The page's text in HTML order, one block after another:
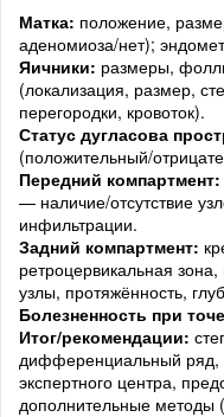
Матка: положение,
аденомиоза/нет);
Яичники: размеры,
(локализация, размер,
перегородки, кровоток).
Статус дугласова
(положительный/
Передний компартмент:
— наличие/отсутствие
инфильтрации.
Задний компартмент:
ретроцервикальная
узлы, протяжённость,
Болезненность при
Итог/рекомендации:
дифференциальный ряд,
экспертного центра,
дополнительные методы